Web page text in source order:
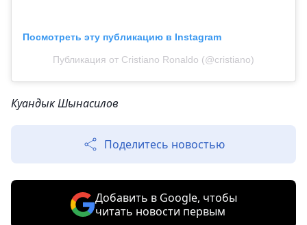
Посмотреть эту публикацию в Instagram
Публикация от Cristiano Ronaldo (@cristiano)
Куандык Шынасилов
Поделитесь новостью
Добавить в Google, чтобы
читать новости первым